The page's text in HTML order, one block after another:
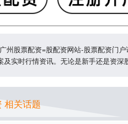
州股票配资=股配资网站-股票配资门
及实时行情资讯。无论是新手还是资
相关话题